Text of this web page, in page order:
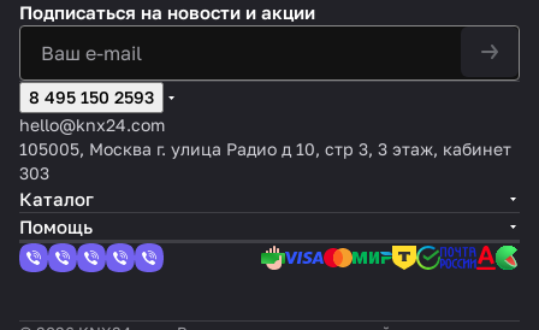
Подписаться на новости и акции
8 495 150 2593
hello@knx24.com
105005, Москва г. улица Радио д 10, стр 3, 3 этаж, кабинет
303
Каталог
Помощь